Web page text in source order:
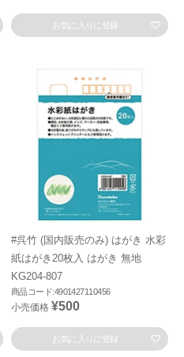
お気に入りに登録
#呉竹 (国内販売のみ) はがき 水彩
紙はがき20枚入 はがき 無地
KG204-807
商品コード:4901427110456
小売価格 ¥500
お気に入りに登録